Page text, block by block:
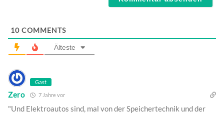
10 COMMENTS
Älteste
Gast
Zero 7 Jahre vor
"Und Elektroautos sind, mal von der Speichertechnik und der